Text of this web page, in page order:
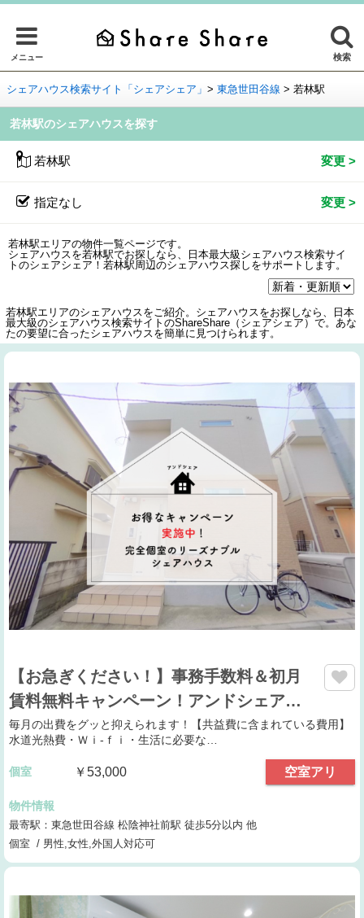
メニュー 検索
シェアハウス検索サイト「シェアシェア」 > 東急世田谷線 > 若林駅
若林駅のシェアハウスを探す
若林駅
指定なし
若林駅エリアの物件一覧ページです。
シェアハウスを若林駅でお探しなら、日本最大級シェアハウス検索サイ
トのシェアシェア！若林駅周辺のシェアハウス探しをサポートします。
若林駅エリアのシェアハウスをご紹介。シェアハウスをお探しなら、日本
最大級のシェアハウス検索サイトのShareShare（シェアシェア）で。あな
たの要望に合ったシェアハウスを簡単に見つけられます。
【お急ぎください！】事務手数料＆初月
賃料無料キャンペーン！アンドシェア…
毎月の出費をグッと抑えられます！【共益費に含まれている費用】
水道光熱費・Ｗｉ-ｆｉ・生活に必要な…
個室 ￥53,000 空室アリ
物件情報
最寄駅：東急世田谷線 松陰神社前駅 徒歩5分以内 他
個室 / 男性,女性,外国人対応可